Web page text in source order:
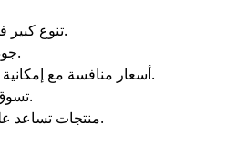
تنوع كبير في الوسائل التعليمية والألعاب.
جودة عالية تناسب جميع الأعمار.
أسعار منافسة مع إمكانية التوفير عبر كود خصم فاميليا.
تسوق آمن مع خدمة عملاء سريعة.
منتجات تساعد على الدمج بين التعليم والترفيه.